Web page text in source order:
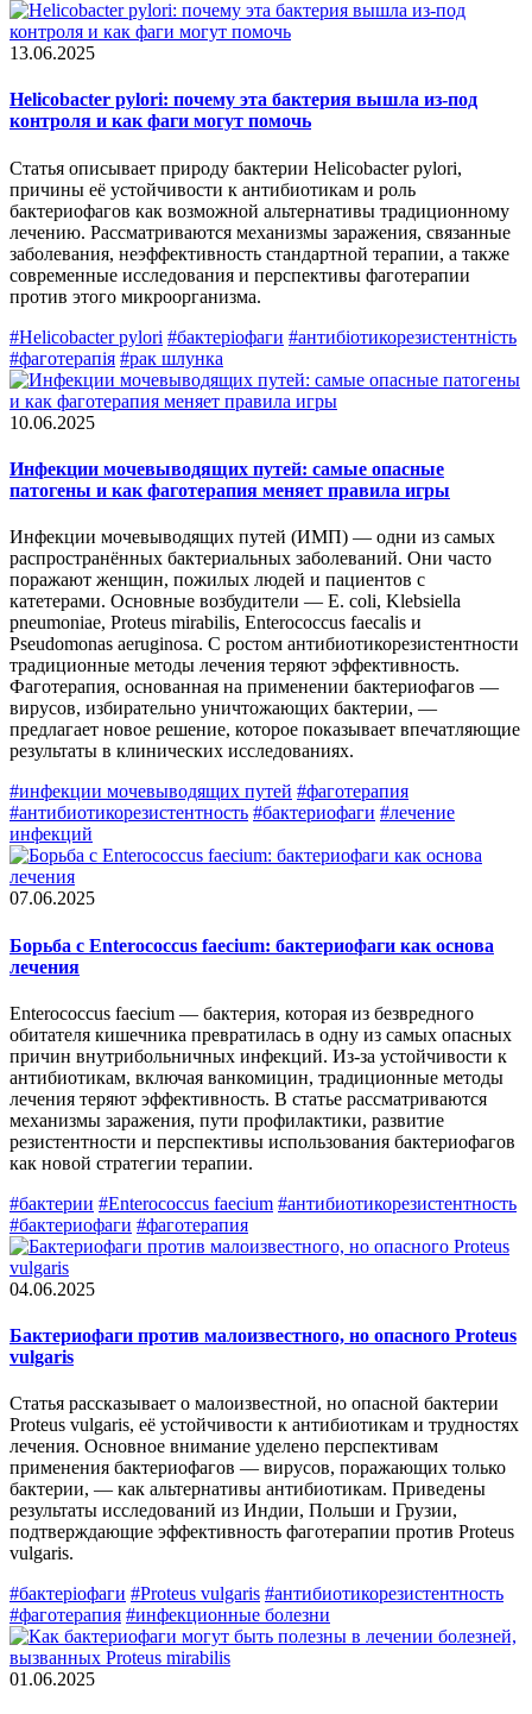
13.06.2025
Helicobacter pylori: почему эта бактерия вышла из-под
контроля и как фаги могут помочь
Статья описывает природу бактерии Helicobacter pylori,
причины её устойчивости к антибиотикам и роль
бактериофагов как возможной альтернативы традиционному
лечению. Рассматриваются механизмы заражения, связанные
заболевания, неэффективность стандартной терапии, а также
современные исследования и перспективы фаготерапии
против этого микроорганизма.
#Helicobacter pylori #бактеріофаги #антибіотикорезистентність
#фаготерапія #рак шлунка
10.06.2025
Инфекции мочевыводящих путей: самые опасные
патогены и как фаготерапия меняет правила игры
Инфекции мочевыводящих путей (ИМП) — одни из самых
распространённых бактериальных заболеваний. Они часто
поражают женщин, пожилых людей и пациентов с
катетерами. Основные возбудители — E. coli, Klebsiella
pneumoniae, Proteus mirabilis, Enterococcus faecalis и
Pseudomonas aeruginosa. С ростом антибиотикорезистентности
традиционные методы лечения теряют эффективность.
Фаготерапия, основанная на применении бактериофагов —
вирусов, избирательно уничтожающих бактерии, —
предлагает новое решение, которое показывает впечатляющие
результаты в клинических исследованиях.
#инфекции мочевыводящих путей #фаготерапия
#антибиотикорезистентность #бактериофаги #лечение
инфекций
07.06.2025
Борьба с Enterococcus faecium: бактериофаги как основа
лечения
Enterococcus faecium — бактерия, которая из безвредного
обитателя кишечника превратилась в одну из самых опасных
причин внутрибольничных инфекций. Из-за устойчивости к
антибиотикам, включая ванкомицин, традиционные методы
лечения теряют эффективность. В статье рассматриваются
механизмы заражения, пути профилактики, развитие
резистентности и перспективы использования бактериофагов
как новой стратегии терапии.
#бактерии #Enterococcus faecium #антибиотикорезистентность
#бактериофаги #фаготерапия
04.06.2025
Бактериофаги против малоизвестного, но опасного Proteus
vulgaris
Статья рассказывает о малоизвестной, но опасной бактерии
Proteus vulgaris, её устойчивости к антибиотикам и трудностях
лечения. Основное внимание уделено перспективам
применения бактериофагов — вирусов, поражающих только
бактерии, — как альтернативы антибиотикам. Приведены
результаты исследований из Индии, Польши и Грузии,
подтверждающие эффективность фаготерапии против Proteus
vulgaris.
#бактеріофаги #Proteus vulgaris #антибиотикорезистентность
#фаготерапия #инфекционные болезни
01.06.2025